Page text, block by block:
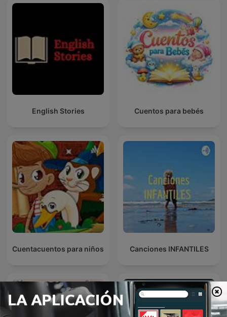
English Stories Cuentos para bebés
Cuentacuentos para niños Canciones INFANTILES